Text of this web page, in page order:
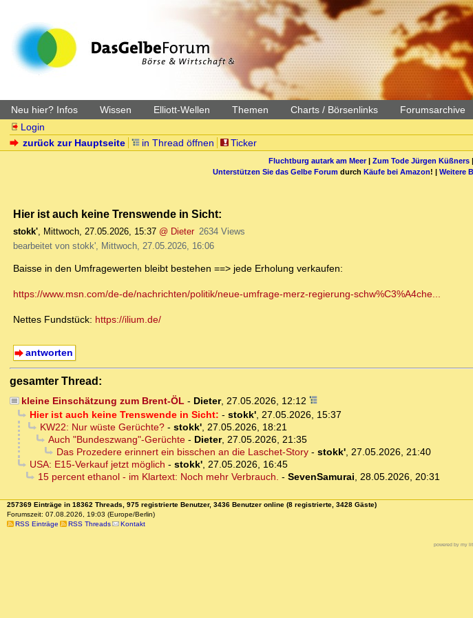
Neu hier? Infos Wissen Elliott-Wellen Themen Charts / Börsenlinks Forumsarchive
Login
zurück zur Hauptseite
in Thread öffnen Ticker
Fluchtburg autark am Meer| Zum Tode Jürgen Küßners|
Unterstützen Sie das Gelbe Forum durch Käufe bei Amazon! | Weitere
Hier ist auch keine Trenswende in Sicht:
stokk', Mittwoch, 27.05.2026, 15:37 @ Dieter 2634 Views
bearbeitet von stokk', Mittwoch, 27.05.2026, 16:06
Baisse in den Umfragewerten bleibt bestehen ==> jede Erholung verkaufen:
https://www.msn.com/de-de/nachrichten/politik/neue-umfrage-merz-regierung-schw%C3%A4che...
Nettes Fundstück: https://ilium.de/
antworten
gesamter Thread:
kleine Einschätzung zum Brent-ÖL- Dieter, 27.05.2026, 12:12
Hier ist auch keine Trenswende in Sicht: - stokk', 27.05.2026, 15:37
KW22: Nur wüste Gerüchte?- stokk', 27.05.2026, 18:21
Auch "Bundeszwang"-Gerüchte- Dieter, 27.05.2026, 21:35
Das Prozedere erinnert ein bisschen an die Laschet-Story- stokk', 27.05.2026, 21:40
USA: E15-Verkauf jetzt möglich - stokk', 27.05.2026, 16:45
15 percent ethanol - im Klartext: Noch mehr Verbrauch. - SevenSamurai, 28.05.2026, 20:31
257369 Einträge in 18362 Threads, 975 registrierte Benutzer, 3436 Benutzer online (8 registrierte, 3428 Gäste)
Forumszeit: 07.08.2026, 19:03 (Europe/Berlin)
RSS Einträge
RSS Threads Kontakt
powered by my